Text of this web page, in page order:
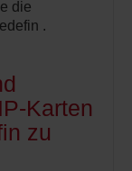
die
.
Karten
zu